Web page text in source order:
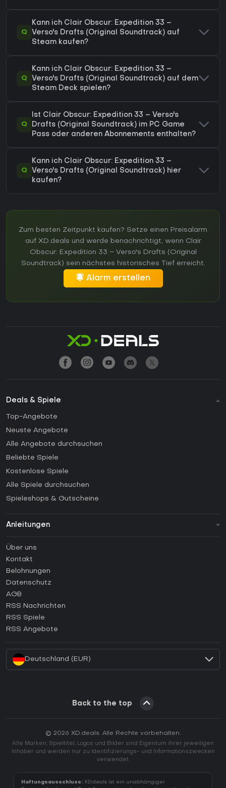
Q
Kann ich Clair Obscur: Expedition 33 –
Verso's Drafts (Original Soundtrack) auf
Steam kaufen?
Q
Kann ich Clair Obscur: Expedition 33 –
Verso's Drafts (Original Soundtrack) auf dem
Steam Deck spielen?
Q
Ist Clair Obscur: Expedition 33 – Verso's
Drafts (Original Soundtrack) im PC Game
Pass oder anderen Abonnements enthalten?
Q
Kann ich Clair Obscur: Expedition 33 –
Verso's Drafts (Original Soundtrack) hier
kaufen?
Zum besten Zeitpunkt kaufen? Setze einen Preisalarm
auf XD.deals und werde benachrichtigt, wenn Clair
Obscur: Expedition 33 – Verso's Drafts (Original
Soundtrack) sein nächstes historisches Tief erreicht.
Alarm erstellen
Deals & Spiele
Top-Angebote
Neuste Angebote
Alle Angebote durchsuchen
Beliebte Spiele
Kostenlose Spiele
Alle Spiele durchsuchen
Spieleshops & Gutscheine
Anleitungen
Anleitungen
Wie aktiviert man einen Steam CD Key?
Wie aktiviert man einen Epic Games CD Key?
Wie aktiviert man einen GOG CD Key?
Wie aktiviert man einen Ubisoft Connect CD Key?
Wie aktiviert man einen EA App CD Key?
Über uns
Kontakt
Belohnungen
Datenschutz
AGB
RSS Nachrichten
RSS Spiele
RSS Angebote
Deutschland (EUR)
Back to the top
© 2026 XD.deals. Alle Rechte vorbehalten.
Alle Marken, Spieltitel, Logos und Bilder sind Eigentum ihrer jeweiligen
Inhaber und werden nur zu Identifizierungs- und Informationszwecken
verwendet.
Haftungsausschluss: XD.deals ist ein unabhängiger